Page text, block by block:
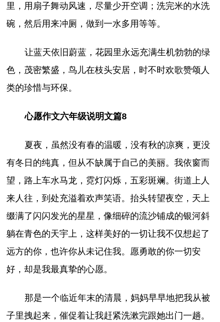
里，用扇子舞动风速，尽量少开空调；洗完米的水洗
碗，然后用来冲厕，做到一水多用等等。
让蓝天依旧蔚蓝，花园里永远充满生机勃勃的绿
色，茂密繁盛，鸟儿在枝头安居，时不时欢歌赞颂人
类的珍惜与环保。
心愿作文六年级说明文篇8
夏夜，虽然没有春的温暖，没有秋的凉爽，更没
有冬日的纯真，但从不缺属于自己的美丽。我依窗而
望，路上车水马龙，霓灯闪烁，五彩斑斓。街道上人
来人往，到处充溢着欢声笑语。抬头转望夜空，天上
缀满了闪闪发光的星星，像细碎的流沙铺成的银河斜
躺在青色的天宇上，这样美好的一切让我不仅想起了
远方的你，也许你从未记住我。愿勇敢的你一切安
好，却是我最真挚的心愿。
那是一个临近年末的清晨，妈妈早早地把我从被
子里拽起来，催促着让我赶紧洗漱完跟她出门一趟。